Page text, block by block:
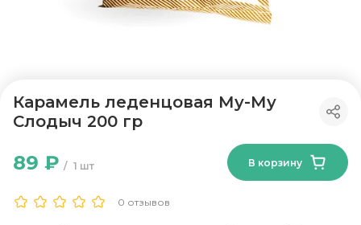
Карамель леденцовая Му-Му
Слодыч 200 гр
0 отзывов
1 шт
89 ₽ В корзину